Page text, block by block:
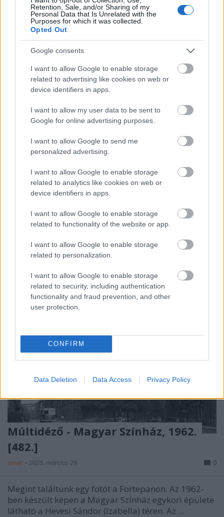
Retention, Sale, and/or Sharing of my
Personal Data that Is Unrelated with the
Purposes for which it was collected.
Opted Out
Google consents
I want to allow Google to enable storage
related to advertising like cookies on web or
device identifiers in apps.
I want to allow my user data to be sent to
Google for online advertising purposes.
I want to allow Google to send me
personalized advertising.
I want to allow Google to enable storage
related to analytics like cookies on web or
device identifiers in apps.
I want to allow Google to enable storage
related to functionality of the website or app.
I want to allow Google to enable storage
related to personalization.
I want to allow Google to enable storage
related to security, including authentication
functionality and fraud prevention, and other
user protection.
CONFIRM
Data Deletion Data Access Privacy Policy
Sétálóutca, némi ellentmondással
[483.]
2025. április 03.
Szabados Tamás: A nagy sétálóutcablöff (
Népszava
javaslatát a Fővárosi Közgyűlésnek, ...
Múltidéző - Magyar Színház, 1962.
[482.]
amier • 2025. március 29. 0
Megint találtunk egy fotót a Fortepanon. Az 1962-
ben készült képen a Magyar Színház egykori épülete
látható a Hevesi Sándor (Izabella) téren. Az ...